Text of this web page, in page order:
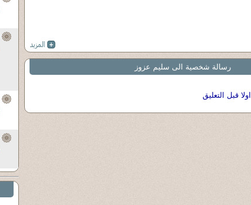
رسالة شخصية الى سليم عزوز
قبل التعليق